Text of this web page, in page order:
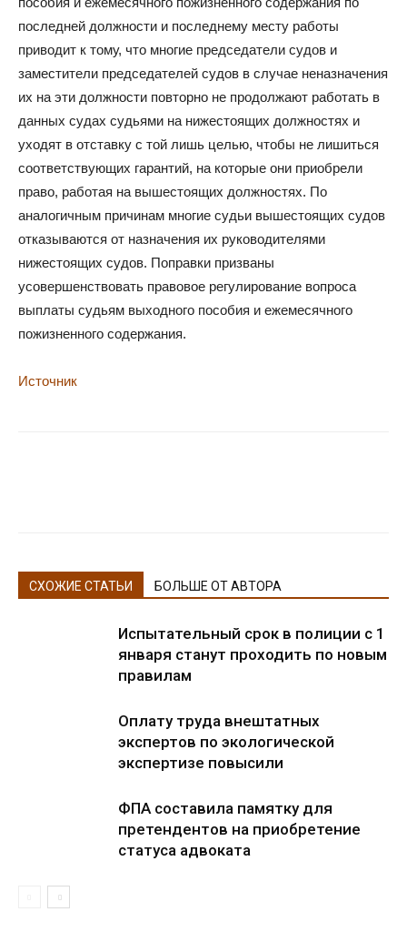
последней должности и последнему месту работы
приводит к тому, что многие председатели судов и
заместители председателей судов в случае неназначения
их на эти должности повторно не продолжают работать в
данных судах судьями на нижестоящих должностях и
уходят в отставку с той лишь целью, чтобы не лишиться
соответствующих гарантий, на которые они приобрели
право, работая на вышестоящих должностях. По
аналогичным причинам многие судьи вышестоящих судов
отказываются от назначения их руководителями
нижестоящих судов. Поправки призваны
усовершенствовать правовое регулирование вопроса
выплаты судьям выходного пособия и ежемесячного
пожизненного содержания.
Источник
СХОЖИЕ СТАТЬИ БОЛЬШЕ ОТ АВТОРА
Испытательный срок в полиции с 1
января станут проходить по новым
правилам
Оплату труда внештатных
экспертов по экологической
экспертизе повысили
ФПА составила памятку для
претендентов на приобретение
статуса адвоката